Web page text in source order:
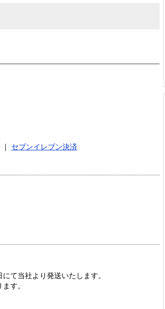
セブンイレブン決済
て当社より発送いたします。
す。